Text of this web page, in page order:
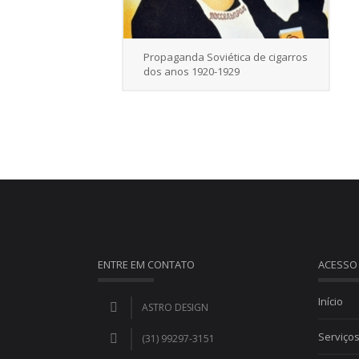
Propaganda Soviética de cigarros
dos anos 1920-1929
ENTRE EM CONTATO
ASTRO DESIGN
(31) 99297-3151
ACESSO
Início
Serviços